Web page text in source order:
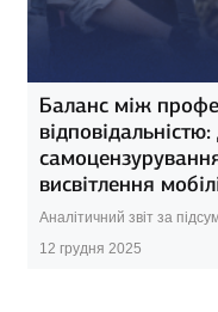
Баланс між
висвітлення
Аналітичний звіт за
12 грудня 2025